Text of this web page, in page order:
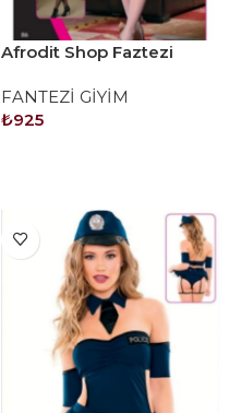
Afrodit Shop Faztezi
FANTEZİ GİYİM
₺925